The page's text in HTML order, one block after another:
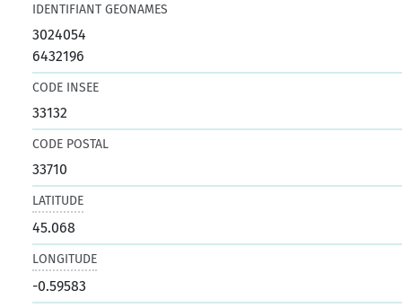
IDENTIFIANT GEONAMES
3024054
6432196
CODE INSEE
33132
CODE POSTAL
33710
LATITUDE
45.068
LONGITUDE
-0.59583